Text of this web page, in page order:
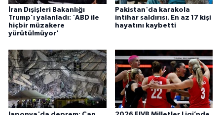
İran Dışişleri Bakanlığı
Trump’ı yalanladı: 'ABD ile
hiçbir müzakere
yürütülmüyor'
Pakistan'da karakola
intihar saldırısı. En az 17 kişi
hayatını kaybetti